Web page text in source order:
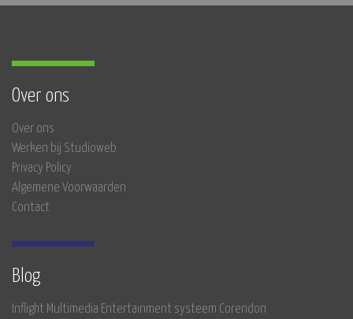
Over ons
Over ons
Werken bij Studioweb
Privacy Policy
Algemene Voorwaarden
Contact
Blog
Inflight Multimedia Entertainment systeem Corendon